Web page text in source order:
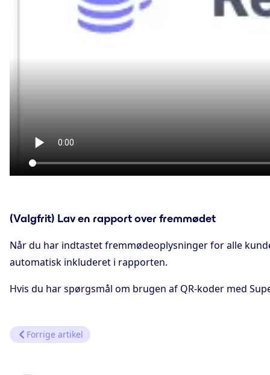
(Valgfrit) Lav en rapport over fremmødet
Når du har indtastet fremmødeoplysninger for alle
automatisk inkluderet i rapporten.
Hvis du har spørgsmål om brugen af QR-koder med
Forrige artikel